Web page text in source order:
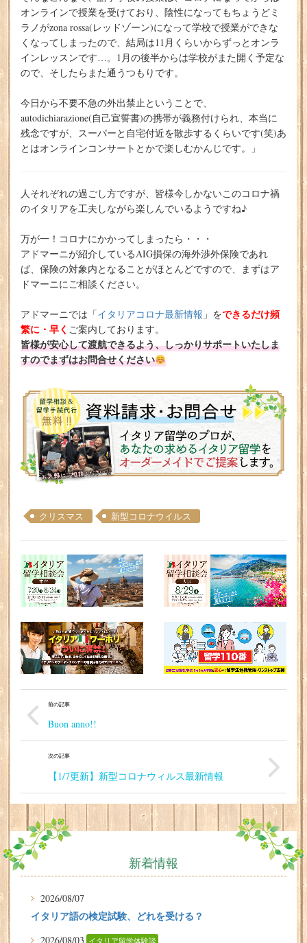
オンラインで授業を受けており、陰性になってもちょうどミ
ラノがzona rossa(レッドゾーン)になって学校で授業ができな
くなってしまったので、結局は11月くらいからずっとオンラ
インレッスンです…。1月の後半からは学校がまた開く予定な
ので、そしたらまた通うつもりです。
今日から不要不急の外出禁止ということで、
autodichiarazione(自己宣誓書)の携帯が義務付けられ、本当に
残念ですが、スーパーと自宅付近を散歩するくらいです(笑)あ
とはオンラインコンサートとかで楽しむかんじです。」
人それぞれの過ごし方ですが、皆様今しかないこのコロナ禍
のイタリアを工夫しながら楽しんでいるようですね♪
万が一！コロナにかかってしまったら・・・
アドマーニが紹介しているAIG損保の海外渉外保険であれ
ば、保険の対象内となることがほとんどですので、まずはア
ドマーニにご相談ください。
アドマーニでは「イタリアコロナ最新情報 」をできるだけ頻
繁に・早く ご案内しております。
皆様が安心して渡航できるよう、しっかりサポートいたしま
すのでまずはお問合せください
クリスマス 新型コロナウイルス
前の記事
Buon anno!!
次の記事
【1/7更新】新型コロナウィルス最新情報
新着情報
2026/08/07
イタリア語の検定試験、どれを受ける？
2026/08/03 イタリア留学体験談